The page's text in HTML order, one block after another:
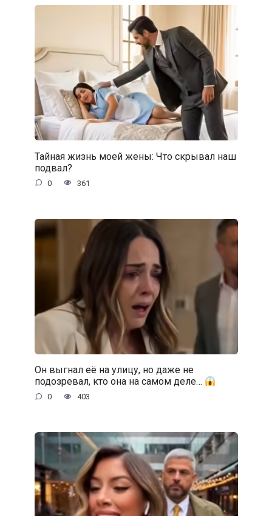
Тайная жизнь моей жены: Что скрывал наш
подвал?
0 361
Он выгнал её на улицу, но даже не
подозревал, кто она на самом деле…
0 403